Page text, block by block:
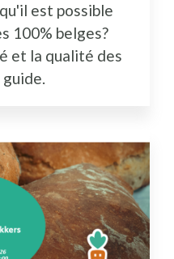
est possible
100% belges?
et la qualité des